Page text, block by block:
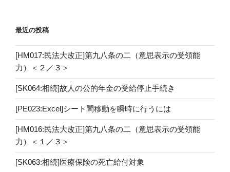
最近の投稿
[HM017:民法大改正]第九八条の二（意思表示の受領能
力）＜２／３＞
[SK064:相続]故人の公的年金の受給停止手続き
[PE023:Excel]シート間移動を瞬時に行うには
[HM016:民法大改正]第九八条の二（意思表示の受領能
力）＜１／３＞
[SK063:相続]医療保険の死亡給付対象